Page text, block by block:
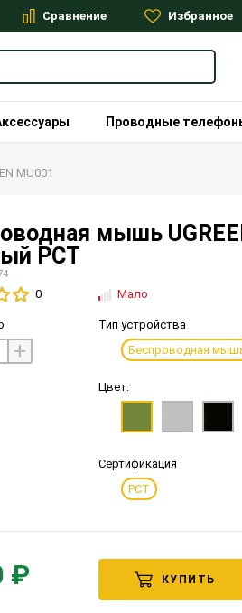
Сравнение Избранное
Проводные
MU001
мышь
РСТ
0 Мало
+
Тип устройства
Беспроводная
Цвет:
Сертификация
РСТ
₽ КУПИТЬ